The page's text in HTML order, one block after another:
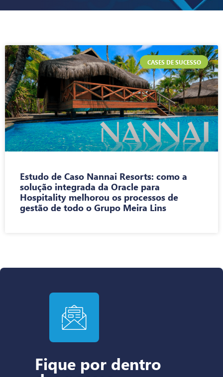
CASES DE SUCESSO
Estudo de Caso Nannai Resorts: como a
solução integrada da Oracle para
Hospitality melhorou os processos de
gestão de todo o Grupo Meira Lins
Fique por dentro